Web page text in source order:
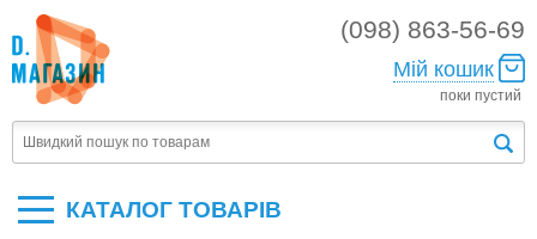
(098) 863-56-69
Мій кошик
поки пустий
КАТАЛОГ ТОВАРIВ